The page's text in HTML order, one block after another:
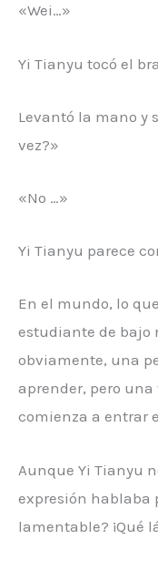
«Wei…»
Yi Tianyu tocó el
Levantó la mano y
vez?»
«No …»
Yi Tianyu parece
En el mundo, lo
estudiante de bajo
obviamente, una
aprender, pero
comienza a entrar
Aunque Yi Tianyu
expresión hablaba
lamentable? ¡Qué